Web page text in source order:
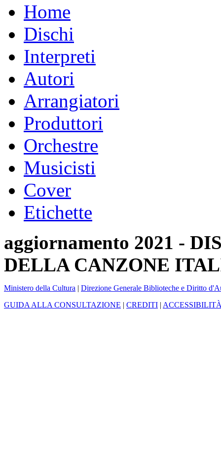
Home
Dischi
Interpreti
Autori
Arrangiatori
Produttori
Orchestre
Musicisti
Cover
Etichette
aggiornamento 2021 -
DELLA CANZONE
Ministero della Cultura | Direzione Generale Biblioteche e Diritto
GUIDA ALLA CONSULTAZIONE | CREDITI |